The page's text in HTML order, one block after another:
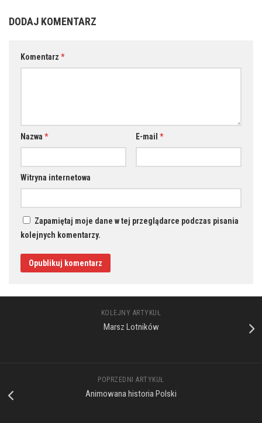
DODAJ KOMENTARZ
Komentarz *
Nazwa * E-mail *
Witryna internetowa
Zapamiętaj moje dane w tej przeglądarce podczas pisania
kolejnych komentarzy.
KOLEJNY ARTYKUŁ
Marsz Lotników
POPRZEDNI ARTYKUŁ
Animowana historia Polski